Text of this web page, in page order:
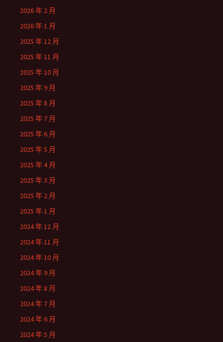
2026 年 2 月
2026 年 1 月
2025 年 12 月
2025 年 11 月
2025 年 10 月
2025 年 9 月
2025 年 8 月
2025 年 7 月
2025 年 6 月
2025 年 5 月
2025 年 4 月
2025 年 3 月
2025 年 2 月
2025 年 1 月
2024 年 12 月
2024 年 11 月
2024 年 10 月
2024 年 9 月
2024 年 8 月
2024 年 7 月
2024 年 6 月
2024 年 5 月